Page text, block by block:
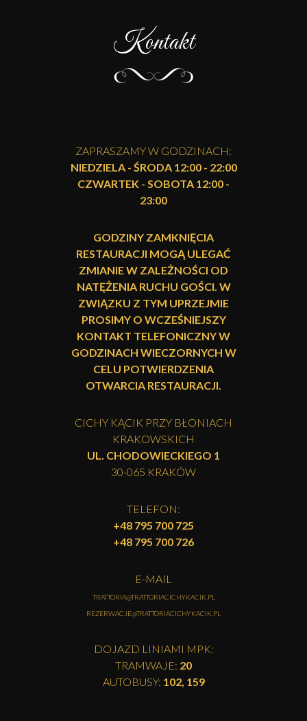
Kontakt
ZAPRASZAMY W GODZINACH:
NIEDZIELA - ŚRODA 12:00 - 22:00
CZWARTEK - SOBOTA 12:00 -
23:00
GODZINY ZAMKNIĘCIA
RESTAURACJI MOGĄ ULEGAĆ
ZMIANIE W ZALEŻNOŚCI OD
NATĘŻENIA RUCHU GOŚCI. W
ZWIĄZKU Z TYM UPRZEJMIE
PROSIMY O WCZEŚNIEJSZY
KONTAKT TELEFONICZNY W
GODZINACH WIECZORNYCH W
CELU POTWIERDZENIA
OTWARCIA RESTAURACJI.
CICHY KĄCIK PRZY BŁONIACH
KRAKOWSKICH
UL. CHODOWIECKIEGO 1
30-065 KRAKÓW
TELEFON:
+48 795 700 725
+48 795 700 726
E-MAIL
TRATTORIA@TRATTORIACICHYKACIK.PL
REZERWACJE@TRATTORIACICHYKACIK.PL
DOJAZD LINIAMI MPK:
TRAMWAJE: 20
AUTOBUSY: 102, 159